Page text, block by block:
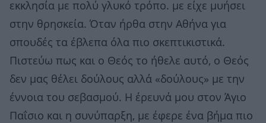
εκκλησία με πολύ γλυκό τρόπο. με είχε μυήσει
στην θρησκεία. Όταν ήρθα στην Αθήνα για
σπουδές τα έβλεπα όλα πιο σκεπτικιστικά.
Πιστεύω πως και ο Θεός το ήθελε αυτό, ο Θεός
δεν μας θέλει δούλους αλλά «δούλους» με την
έννοια του σεβασμού. Η έρευνά μου στον Άγιο
Παΐσιο και η συνύπαρξη, με έφερε ένα βήμα πιο